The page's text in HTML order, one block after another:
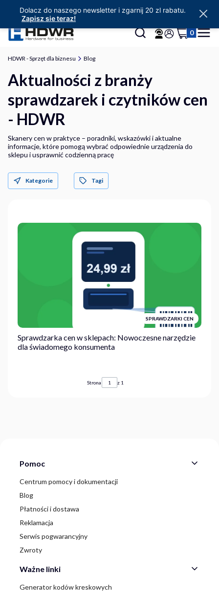
Otwórz wyszukiwarkę
Szukaj Zaloguj się
Produkty w
KoszykMenu
HDWR - Sprzęt dla biznesu Blog
Aktualności z branży
sprawdzarek i czytników cen
- HDWR
Skanery cen w praktyce – poradniki, wskazówki i aktualne
informacje, które pomogą wybrać odpowiednie urządzenia do
sklepu i usprawnić codzienną pracę
Kategorie Tagi
SPRAWDZARKI CEN
Sprawdzarka cen w sklepach: Nowoczesne narzędzie
dla świadomego konsumenta
Strona z 1
Linki w stopce
Pomoc
Centrum pomocy i dokumentacji
Blog
Płatności i dostawa
Reklamacja
Serwis pogwarancyjny
Zwroty
Ważne linki
Generator kodów kreskowych
Dolacz do naszego newsletter i zgarnij 20 zl rabatu.
Zapisz sie teraz!